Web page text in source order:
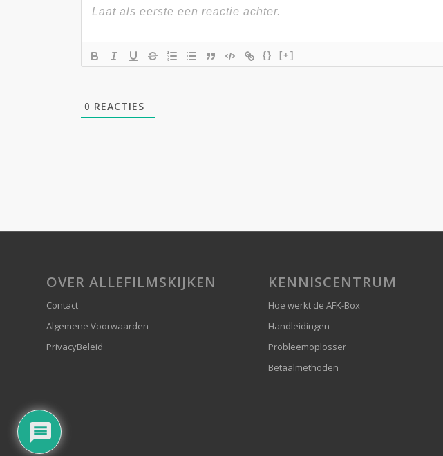
{} [+]
0 REACTIES
OVER ALLEFILMSKIJKEN
Contact
Algemene Voorwaarden
PrivacyBeleid
KENNISCENTRUM
Hoe werkt de AFK-Box
Handleidingen
Probleemoplosser
Betaalmethoden